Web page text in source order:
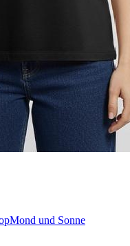
Mond und Sonne